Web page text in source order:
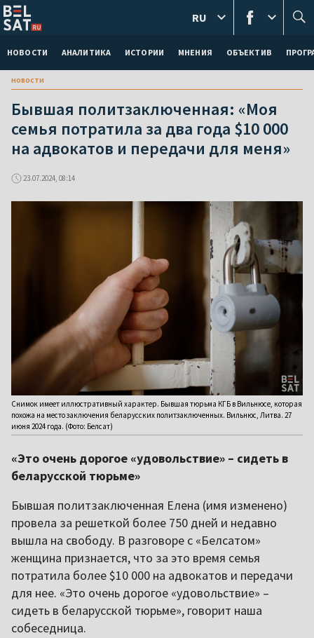
НОВОСТИ АНАЛИТИКА ИСТОРИИ МНЕНИЯ ОБЪЕКТИВ
RU
новости
Бывшая политзаключенная: «Моя
семья потратила за два года $10 000
на адвокатов и передачи для меня»
23.07.2024, 08:14
Снимок имеет иллюстративный характер. Бывшая тюрьма КГБ в Вильнюсе, которая
похожа на место заключения беларусских политзаключенных. Вильнюс, Литва. 27
июня 2024 года. (Фото: Белсат)
«Это очень дорогое «удовольствие» – сидеть в
беларусской тюрьме»
Бывшая политзаключенная Елена (имя изменено)
провела за решеткой более 750 дней и недавно
вышла на свободу. В разговоре с «Белсатом»
женщина признается, что за это время семья
потратила более $10 000 на адвокатов и передачи
для нее. «Это очень дорогое «удовольствие» –
сидеть в беларусской тюрьме», говорит наша
собеседница.